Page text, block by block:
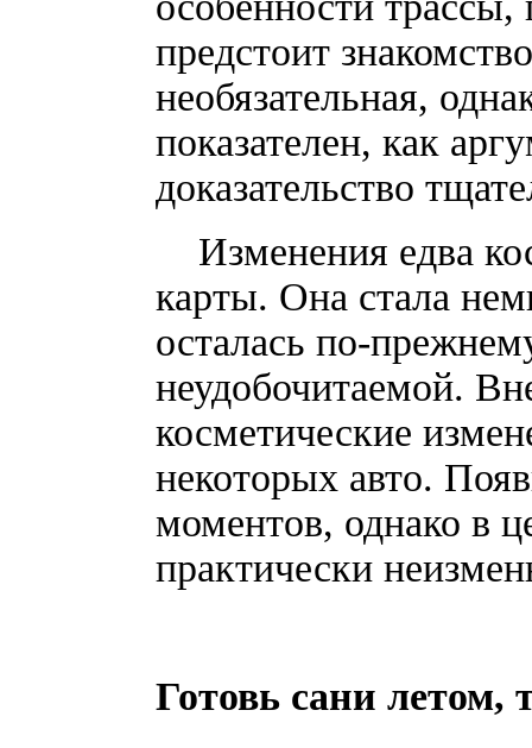
предстоит
необязательная,
показателен, как
доказательство
Изменения едва
карты. Она стала
осталась по-
неудобочитаемой.
косметические
некоторых авто.
моментов, однако в
практически
Готовь сани летом,